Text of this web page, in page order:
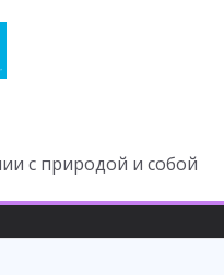
с природой и собой